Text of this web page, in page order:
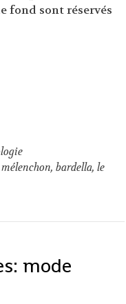
fond sont réservés
mélenchon,bardella,le
mode